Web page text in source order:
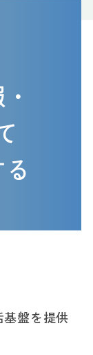
盤を提供